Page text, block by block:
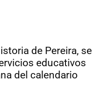
de Pereira, se
educativos
del calendario